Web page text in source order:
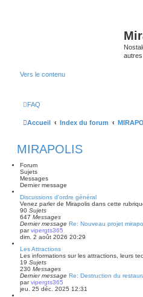
autres
Vers le contenu
FAQ
Accueil Index du forum
MIRAPOLIS
Forum
Sujets
Messages
Dernier message
Discussions d'ordre général
Venez parler de Mirapolis dans cette
90 Sujets
647 Messages
Dernier message Re: Nouveau projet
parvipergts365
dim. 2 août 2026 20:29
Les Attractions
Les informations sur les attractions, leurs
19 Sujets
230 Messages
Dernier message Re: Destruction du
parvipergts365
jeu. 25 déc. 2025 12:31